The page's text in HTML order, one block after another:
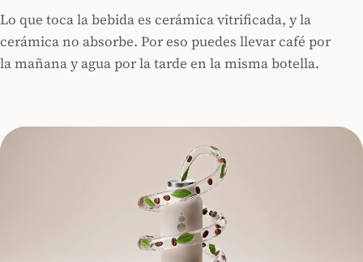
Lo que toca la bebida es cerámica vitrificada, y la
cerámica no absorbe. Por eso puedes llevar café por
la mañana y agua por la tarde en la misma botella.